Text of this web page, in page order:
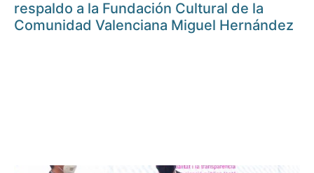
respaldo a la Fundación Cultural de la
Comunidad Valenciana Miguel Hernández